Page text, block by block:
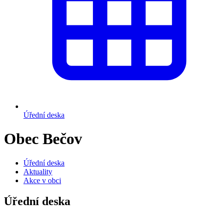
Úřední deska
Obec Bečov
Úřední deska
Aktuality
Akce v obci
Úřední deska